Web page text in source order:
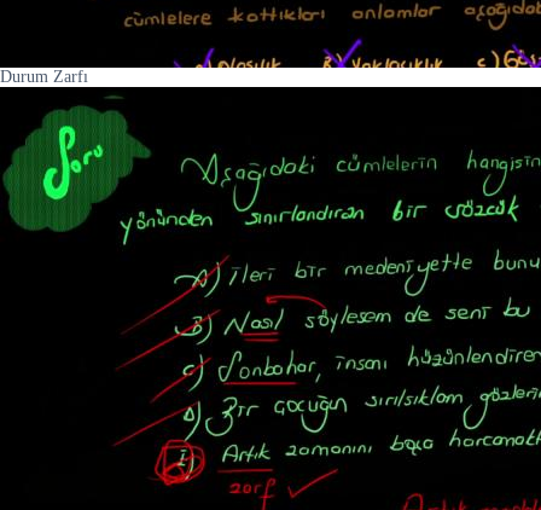
Durum Zarfı